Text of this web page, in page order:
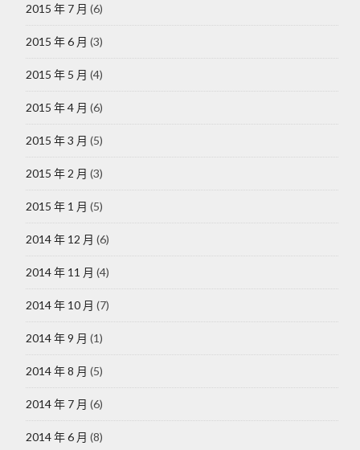
2015 年 7 月 (6)
2015 年 6 月 (3)
2015 年 5 月 (4)
2015 年 4 月 (6)
2015 年 3 月 (5)
2015 年 2 月 (3)
2015 年 1 月 (5)
2014 年 12 月 (6)
2014 年 11 月 (4)
2014 年 10 月 (7)
2014 年 9 月 (1)
2014 年 8 月 (5)
2014 年 7 月 (6)
2014 年 6 月 (8)